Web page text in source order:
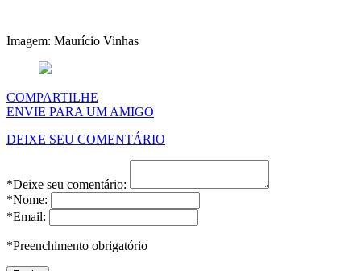
Imagem: Maurício Vinhas
COMPARTILHE
ENVIE PARA UM AMIGO
DEIXE SEU COMENTÁRIO
*Deixe seu comentário:
*Nome:
*Email:
*Preenchimento obrigatório